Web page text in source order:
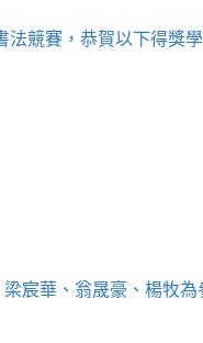
法競賽，恭賀以下得獎
宸華、翁晟豪、楊牧